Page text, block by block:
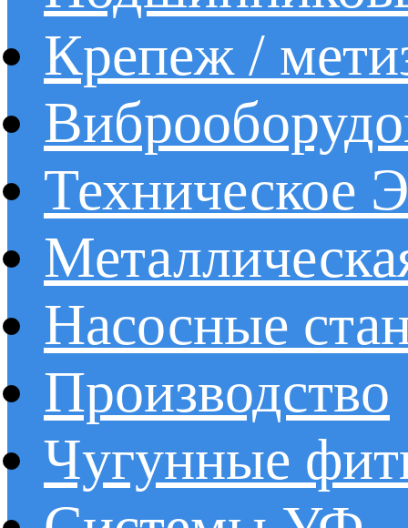
Крепеж /
Техническое
Насосные
Производство
Чугунные